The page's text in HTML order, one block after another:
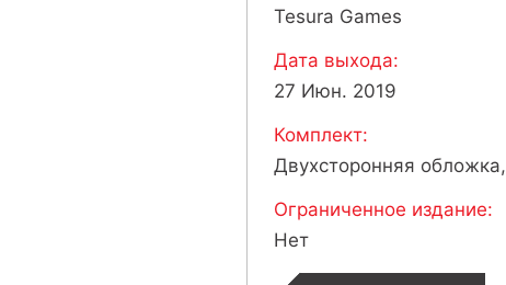
Tesura Games
Дата выхода:
27 Июн. 2019
Комплект:
Двухсторонняя
Ограниченное издание:
Нет